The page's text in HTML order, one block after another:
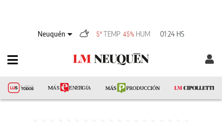
Neuquén 5° TEMP 45% HUM 01:24 HS